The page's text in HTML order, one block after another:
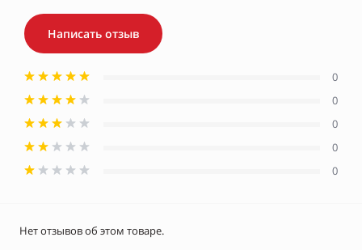
Написать отзыв
0
0
0
0
0
Нет отзывов об этом товаре.